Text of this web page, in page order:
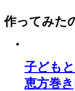
作ってみた
子ども
恵方巻